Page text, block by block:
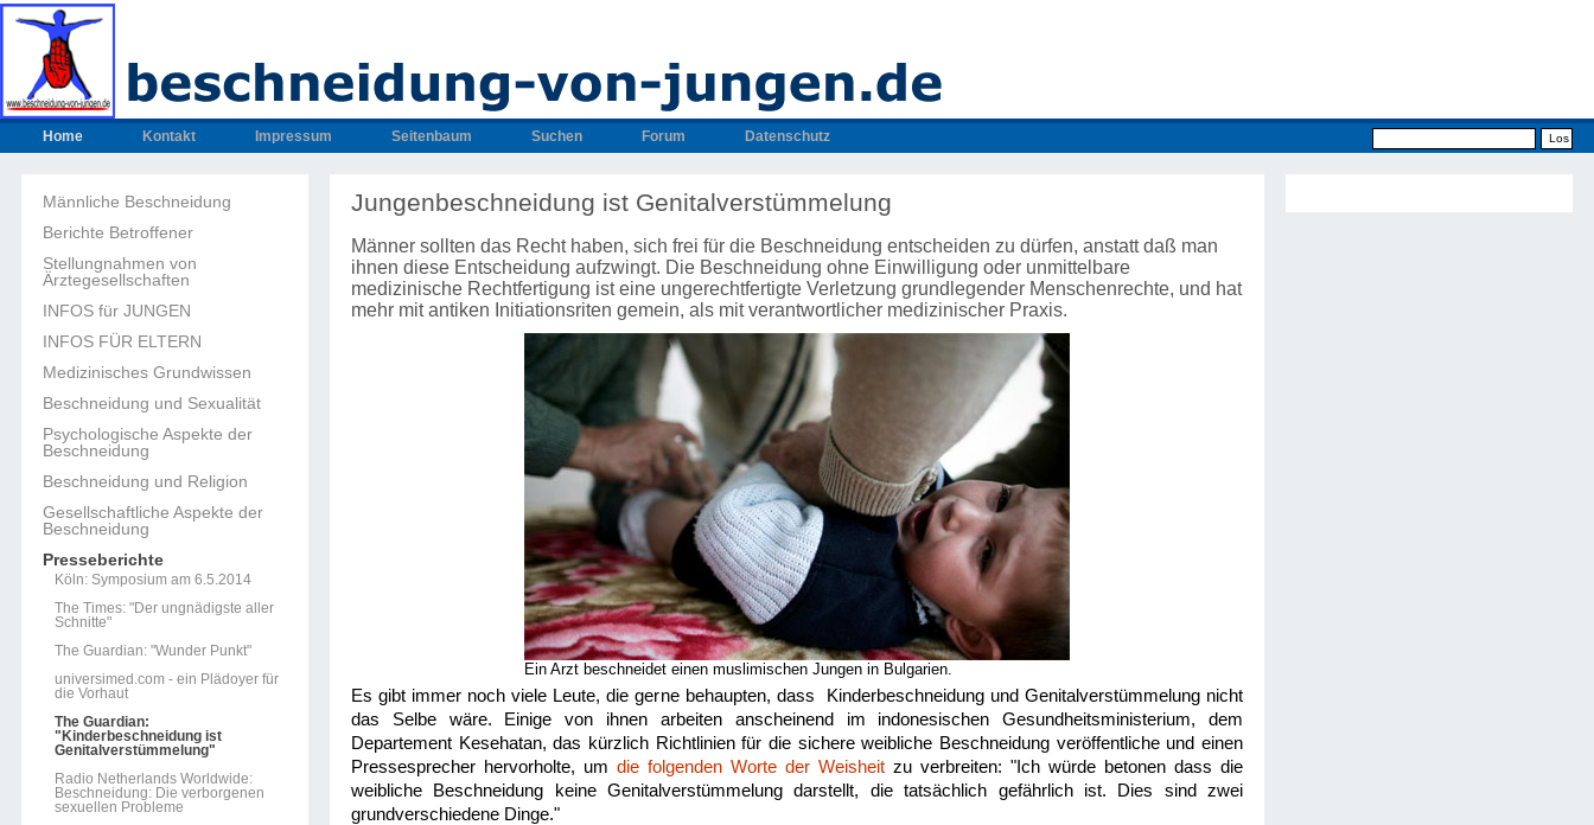
Home Kontakt Impressum Seitenbaum Suchen Forum Datenschutz
Männliche Beschneidung
Berichte Betroffener
Stellungnahmen von
Ärztegesellschaften
INFOS für JUNGEN
INFOS FÜR ELTERN
Medizinisches Grundwissen
Beschneidung und Sexualität
Psychologische Aspekte der
Beschneidung
Beschneidung und Religion
Gesellschaftliche Aspekte der
Beschneidung
Presseberichte
Köln: Symposium am 6.5.2014
The Times: "Der ungnädigste aller
Schnitte"
The Guardian: "Wunder Punkt"
universimed.com - ein Plädoyer für
die Vorhaut
The Guardian:
"Kinderbeschneidung ist
Genitalverstümmelung"
Radio Netherlands Worldwide:
Beschneidung: Die verborgenen
sexuellen Probleme
Jungenbeschneidung ist Genitalverstümmelung
Männer sollten das Recht haben, sich frei für die Beschneidung entscheiden zu dürfen, anstatt daß man
ihnen diese Entscheidung aufzwingt. Die Beschneidung ohne Einwilligung oder unmittelbare
medizinische Rechtfertigung ist eine ungerechtfertigte Verletzung grundlegender Menschenrechte, und hat
mehr mit antiken Initiationsriten gemein, als mit verantwortlicher medizinischer Praxis.
Ein Arzt beschneidet einen muslimischen Jungen in Bulgarien.
Es gibt immer noch viele Leute, die gerne behaupten, dass Kinderbeschneidung und Genitalverstümmelung nicht
das Selbe wäre. Einige von ihnen arbeiten anscheinend im indonesischen Gesundheitsministerium, dem
Departement Kesehatan, das kürzlich Richtlinien für die sichere weibliche Beschneidung veröffentliche und einen
Pressesprecher hervorholte, um die folgenden Worte der Weisheit zu verbreiten: "Ich würde betonen dass die
weibliche Beschneidung keine Genitalverstümmelung darstellt, die tatsächlich gefährlich ist. Dies sind zwei
grundverschiedene Dinge."